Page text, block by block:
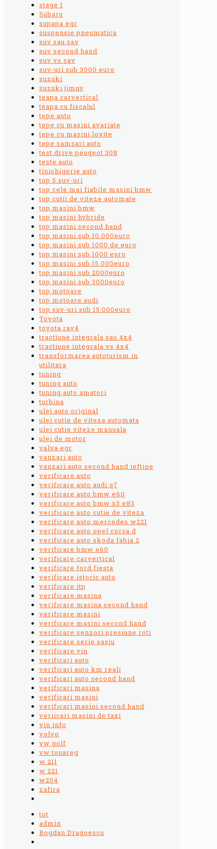
stage 1
Subaru
supapa egr
suspensie pneumatica
suv sau sav
suv second hand
suv vs sav
suv-uri sub 3000 euro
suzuki
suzuki jimny
teapa carvertical
teapa cu fiscalul
tepe auto
tepe cu masini avariate
tepe cu masini lovite
tepe samsari auto
test drive peugeot 308
teste auto
tinichigerie auto
top 5 suv-uri
top cele mai fiabile masini bmw
top cutii de viteze automate
top masini bmw
top masini hybride
top masini second hand
top masini sub 10.000euro
top masini sub 1000 de euro
top masini sub 1000 euro
top masini sub 15.000euro
top masini sub 2000euro
top masini sub 3000euro
top motoare
top motoare audi
top suv-uri sub 15.000euro
Toyota
toyota rav4
tractiune integrala sau 4x4
tractiune integrala vs 4x4
transformarea autoturism in
utilitara
tuning
tuning auto
tuning auto amatori
turbina
ulei auto original
ulei cutie de viteza automata
ulei cutie viteze manuala
ulei de motor
valva egr
vanzari auto
vanzari auto second hand ieftine
verificare auto
verificare auto audi q7
verificare auto bmw e60
verificare auto bmw x3 e83
verificare auto cutie de viteza
verificare auto mercedes w221
verificare auto opel corsa d
verificare auto skoda fabia 2
verificare bmw e60
verificare carvertical
verificare ford fiesta
verificare istoric auto
verificare itp
verificare masina
verificare masina second hand
verificare masini
verificare masini second hand
verificare senzori presiune roti
verificare serie sasiu
verificare vin
verificari auto
verificari auto km reali
verificari auto second hand
verificari masina
verificari masini
verificari masini second hand
veriicari masini de taxi
vin info
volvo
vw golf
vw touareg
w 211
w 221
w204
zafira
tot
admin
Bogdan Dragoescu